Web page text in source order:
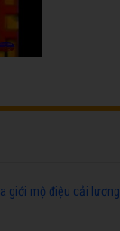
giới mộ điệu cải lương